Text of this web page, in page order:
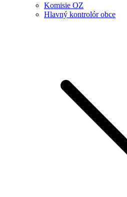
Komisie OZ
Hlavný kontrolór obce